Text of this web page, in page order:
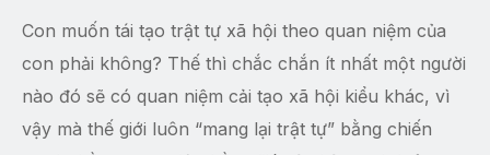
Con muốn tái tạo trật tự xã hội theo quan niệm của
con phải không? Thế thì chắc chắn ít nhất một người
nào đó sẽ có quan niệm cải tạo xã hội kiểu khác, vì
vậy mà thế giới luôn “mang lại trật tự” bằng chiến